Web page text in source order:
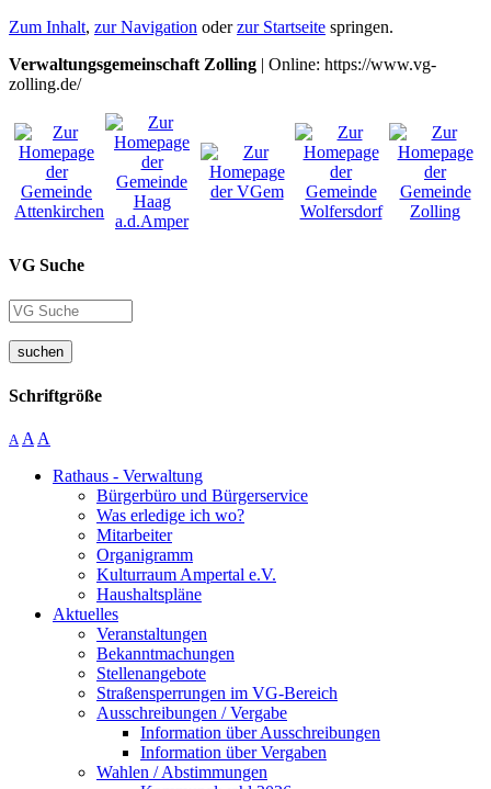
Zum Inhalt, zur Navigation oderzur Startseite springen.
Verwaltungsgemeinschaft Zolling | Online: https://www.vg-
zolling.de/
VG Suche
suchen
Schriftgröße
A A A
Rathaus - Verwaltung
Bürgerbüro und Bürgerservice
Was erledige ich wo?
Mitarbeiter
Organigramm
Kulturraum Ampertal e.V.
Haushaltspläne
Aktuelles
Veranstaltungen
Bekanntmachungen
Stellenangebote
Straßensperrungen im VG-Bereich
Ausschreibungen / Vergabe
Information über Ausschreibungen
Information über Vergaben
Wahlen / Abstimmungen